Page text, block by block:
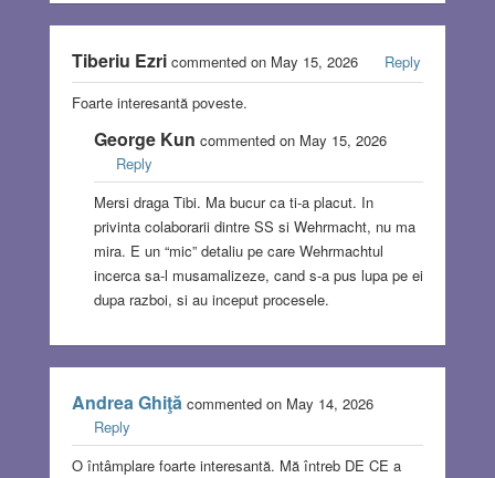
Tiberiu Ezricommented on May 15, 2026
Reply
Foarte interesantă poveste.
George Kun commented on May 15, 2026
Reply
Mersi draga Tibi. Ma bucur ca ti-a placut. In
privinta colaborarii dintre SS si Wehrmacht, nu ma
mira. E un “mic” detaliu pe care Wehrmachtul
incerca sa-l musamalizeze, cand s-a pus lupa pe ei
dupa razboi, si au inceput procesele.
Andrea Ghiţăcommented on May 14, 2026
Reply
O întâmplare foarte interesantă. Mă întreb DE CE a